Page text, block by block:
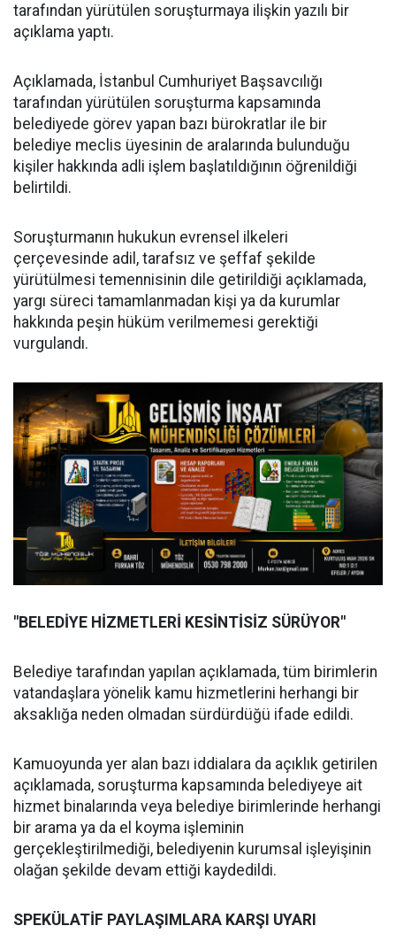
tarafından yürütülen soruşturmaya ilişkin yazılı bir
açıklama yaptı.
Açıklamada, İstanbul Cumhuriyet Başsavcılığı
tarafından yürütülen soruşturma kapsamında
belediyede görev yapan bazı bürokratlar ile bir
belediye meclis üyesinin de aralarında bulunduğu
kişiler hakkında adli işlem başlatıldığının öğrenildiği
belirtildi.
Soruşturmanın hukukun evrensel ilkeleri
çerçevesinde adil, tarafsız ve şeffaf şekilde
yürütülmesi temennisinin dile getirildiği açıklamada,
yargı süreci tamamlanmadan kişi ya da kurumlar
hakkında peşin hüküm verilmemesi gerektiği
vurgulandı.
"BELEDİYE HİZMETLERİ KESİNTİSİZ SÜRÜYOR"
Belediye tarafından yapılan açıklamada, tüm birimlerin
vatandaşlara yönelik kamu hizmetlerini herhangi bir
aksaklığa neden olmadan sürdürdüğü ifade edildi.
Kamuoyunda yer alan bazı iddialara da açıklık getirilen
açıklamada, soruşturma kapsamında belediyeye ait
hizmet binalarında veya belediye birimlerinde herhangi
bir arama ya da el koyma işleminin
gerçekleştirilmediği, belediyenin kurumsal işleyişinin
olağan şekilde devam ettiği kaydedildi.
SPEKÜLATİF PAYLAŞIMLARA KARŞI UYARI